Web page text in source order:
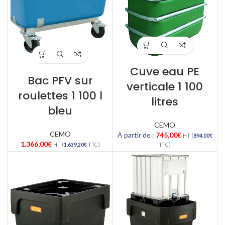
Bac PFV sur
roulettes 1 100 l
bleu
CEMO
1.366,00€ HT (1.639,20€TTC)
Cuve eau PE
verticale 1 100
litres
CEMO
À partir de : 745,00€ HT (894,00€
TTC)